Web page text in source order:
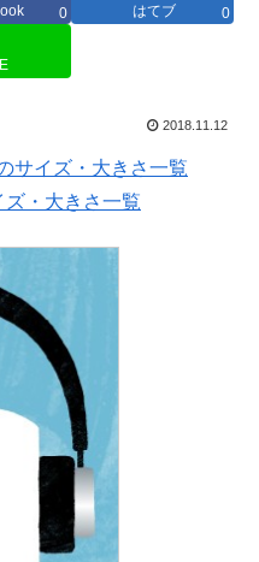
0 はてブ 0
2018.11.12
サイズ・大きさ一覧
ズ・大きさ一覧